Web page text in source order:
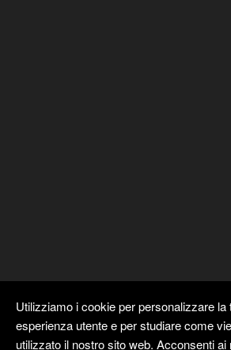
Utilizziamo i cookie per personalizzare la
esperienza utente e per studiare come
utilizzato il nostro sito web. Acconsenti ai